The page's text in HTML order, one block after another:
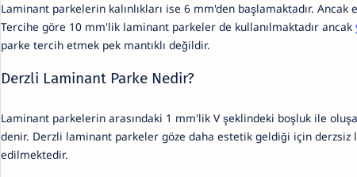
Laminant parkelerin kalınlıkları ise 6 mm'den başlamaktadır. Ancak
Tercihe göre 10 mm'lik laminant parkeler de kullanılmaktadır ancak
parke tercih etmek pek mantıklı değildir.
Derzli Laminant Parke Nedir?
Laminant parkelerin arasındaki 1 mm'lik V şeklindeki boşluk ile
denir. Derzli laminant parkeler göze daha estetik geldiği için
edilmektedir.